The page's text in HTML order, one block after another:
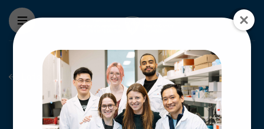
Aller au contenu principal
Écoutez nos